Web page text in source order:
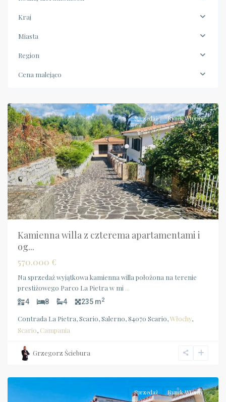
Kraj
Miasta
Region
Cena malejąco
Sprzedaż Rynek Wtórny
Kamienna willa z czterema apartamentami i
og...
570.000 €
Na sprzedaż wyjątkowa kamienna willa położona na terenie
prestiżowego Parco La Pietra w mi ...
4 8 4 235 m2
Contrada La Pietra, Scario, Salerno, 84070 Scario,Włochy,
Scario, Campania
Grzegorz Ściebura
Campania,
Sprzedaż Rynek Wtórny